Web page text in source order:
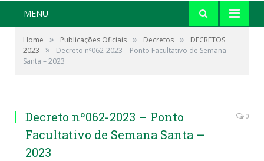
MENU
Home » Publicações Oficiais » Decretos »
DECRETOS
2023
»
Decreto nº062-2023 – Ponto Facultativo de Semana
Santa – 2023
Decreto nº062-2023 – Ponto
Facultativo de Semana Santa –
2023
0